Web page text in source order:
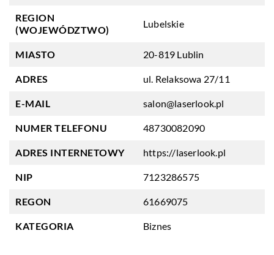
REGION
(WOJEWÓDZTWO)
Lubelskie
MIASTO 20-819 Lublin
ADRES ul. Relaksowa 27/11
E-MAIL salon@laserlook.pl
NUMER TELEFONU 48730082090
ADRES INTERNETOWY https://laserlook.pl
NIP 7123286575
REGON 61669075
KATEGORIA Biznes